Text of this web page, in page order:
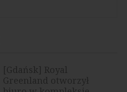
[Gdańsk] Royal
Greenland otworzył